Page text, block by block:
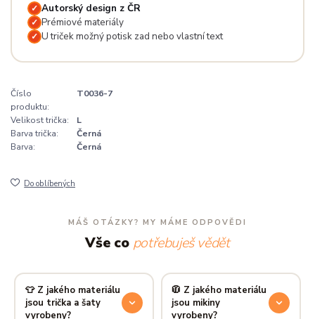
✓ Autorský design z ČR
✓ Prémiové materiály
✓ U triček možný potisk zad nebo vlastní text
Číslo
produktu:
T0036-7
Velikost trička:
L
Barva trička:
Černá
Barva:
Černá
Do oblíbených
MÁŠ OTÁZKY? MY MÁME ODPOVĚDI
Vše co potřebuješ vědět
👕 Z jakého materiálu
jsou trička a šaty
vyrobeny?
🧥 Z jakého materiálu
jsou mikiny
vyrobeny?